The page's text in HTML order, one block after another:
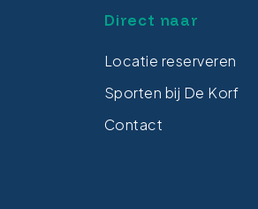
Direct naar
Locatie reserveren
Sporten bij De Korf
Contact